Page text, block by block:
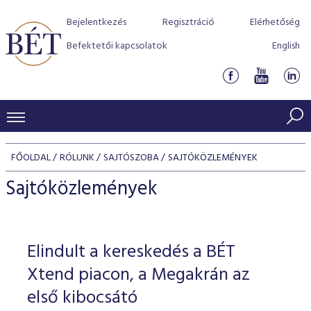
Bejelentkezés Regisztráció
Elérhetőség
Befektetői kapcsolatok
English
KERESKEDÉSI ADATOK
INDEXEK
Jelzáloglevél indexek
Vállalati kötvény indexek
Azonnali Piac
Részvények
Származékos piac
BEFEKTETŐK
Részvény szekció
Hitelpapír szekció
BÉT szabályzatok
Befektetővédelem
Alkalmazott díjstruktúra
Elszámolás
Részvény és vállalati kötvény tőzsdei bevezetését
program
BÉT Xtend - Részvénypiac egyszerűen
TŐZSDETAGOK
Tőzsdetagok, üzletkötők
VENDOROK
FŐOLDAL RÓLUNK SAJTÓSZOBA SAJTÓKÖZLEMÉNYEK
Sajtóközlemények
Elindult a kereskedés a BÉT
Xtend piacon, a Megakrán az
első kibocsátó